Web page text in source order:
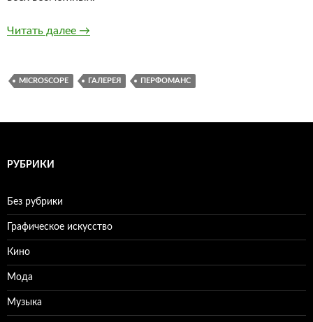
Читать далее Рожать детей — тоже искусство
→
MICROSCOPE ГАЛЕРЕЯ ПЕРФОМАНС
РУБРИКИ
Без рубрики
Графическое искусство
Кино
Мода
Музыка